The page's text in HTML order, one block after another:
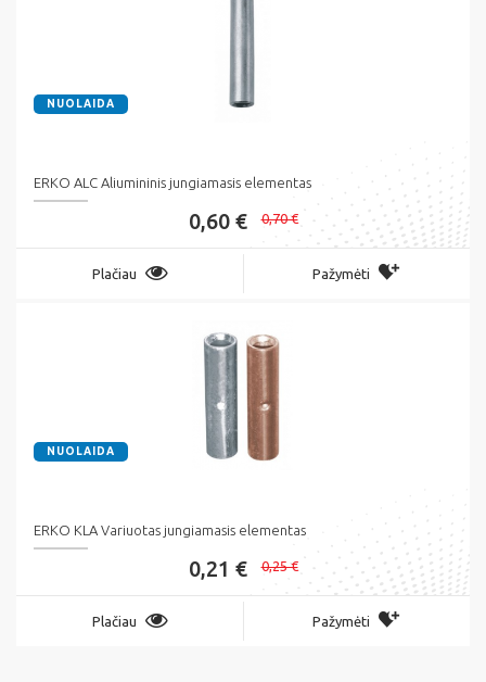
NUOLAIDA
ERKO ALC Aliumininis jungiamasis elementas
0,60 € 0,70 €
Plačiau Pažymėti
NUOLAIDA
ERKO KLA Variuotas jungiamasis elementas
0,21 € 0,25 €
Plačiau Pažymėti